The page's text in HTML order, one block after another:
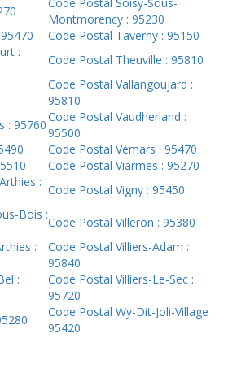
Code Postal Soisy-Sous-
Montmorency : 95230
Code Postal Taverny : 95150
:
Code Postal Theuville : 95810
Code Postal Vallangoujard :
95810
: 95760
Code Postal Vaudherland :
95500
Code Postal Vémars : 95470
Code Postal Viarmes : 95270
:
Code Postal Vigny : 95450
Bois :
Code Postal Villeron : 95380
:
Code Postal Villiers-Adam :
95840
:
Code Postal Villiers-Le-Sec :
95720
Code Postal Wy-Dit-Joli-Village :
95420